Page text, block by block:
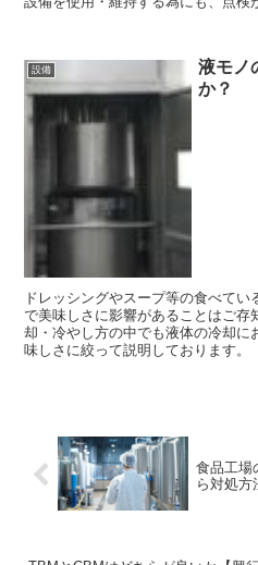
設備
液モノ
か？
ドレッシングやスープ等の食べて
で美味しさに影響があることはご存
却・冷やし方の中でも液体の冷却に
味しさに絞って説明しております。
食品工場
ら対処方